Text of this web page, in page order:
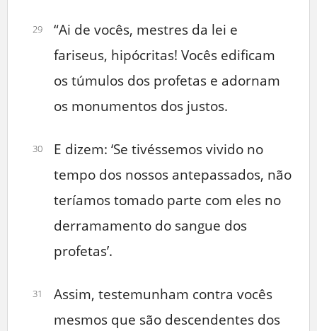
29
“Ai de vocês, mestres da lei e
fariseus, hipócritas! Vocês edificam
os túmulos dos profetas e adornam
os monumentos dos justos.
30
E dizem: ‘Se tivéssemos vivido no
tempo dos nossos antepassados, não
teríamos tomado parte com eles no
derramamento do sangue dos
profetas’.
31
Assim, testemunham contra vocês
mesmos que são descendentes dos